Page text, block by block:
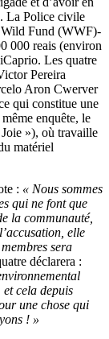
La Police civile
Wild Fund (WWF)-
000 reais (environ
Les quatre
Pereira
Aron Cwerver
qui constitue une
enquête, le
»), où travaille
matériel
: « Nous sommes
qui ne font que
la communauté,
elle
sera
déclarera :
cela depuis
une chose qui
! »